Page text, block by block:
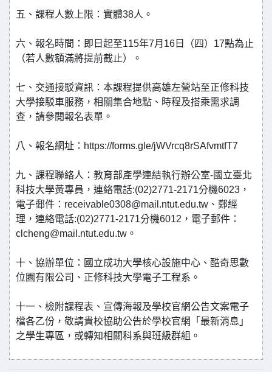
五、課程人數上限：實體38人。
六、報名時間：即日起至115年7月16日（四）17點為止
（若人數額滿將提前截止）。
七、交通接駁資訊：本課程提供高雄左營站至正修科技
大學接駁車服務，相關集合地點、時程及搭乘需求調
查，請參閱報名表單。
八、報名網址：https://forms.gle/jWVrcq8rSAfvmtfT7
九、課程聯絡人：教育部產學連結執行辦公室-國立臺北
科技大學黃專員，連絡電話:(02)2771-2171分機6023，
電子郵件：receivable0308@mail.ntut.edu.tw、鄭經
理，連絡電話:(02)2771-2171分機6012，電子郵件：
clcheng@mail.ntut.edu.tw。
十、協辦單位：國立成功大學核心設施中心、酷奇思數
位園有限公司、正修科技大學電子工程系。
十一、檢附課程表、宣傳海報及學校官網公告文案電子
檔各乙份，敬請貴校協助公告於學校官網「最新消息」
之學生專區，或轉知相關科系與班級群組。